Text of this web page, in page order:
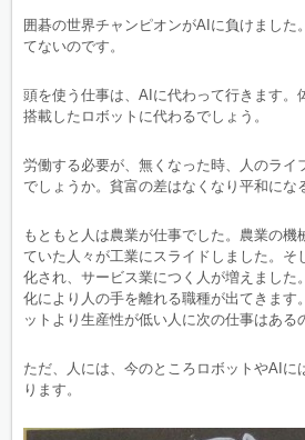
囲碁の世界チャンピオンがAIに負けました
てないのです。
頭を使う仕事は、AIに代わって行きます。
搭載したロボットに代わるでしょう。
労働する必要が、無くなった時、人のライ
でしょうか。貧富の差はなくなり平和にな
もともと人は農業が仕事でした。農業の機
ていた人々が工業にスライドしました。そ
化され、サービス業につく人が増えました
化により人の手を離れる職種が出てきます
ットより生産性が低い人に次の仕事はある
ただ、人には、今のところロボットやAIに
ります。